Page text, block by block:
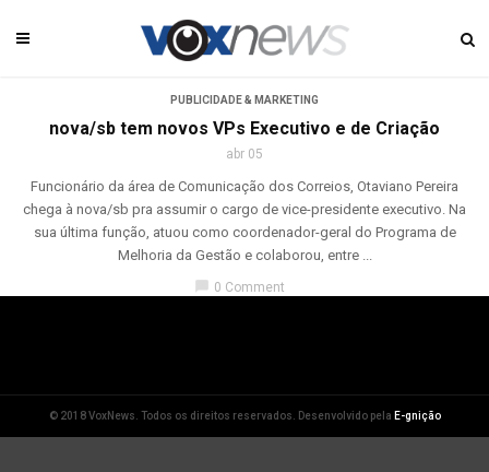
PUBLICIDADE & MARKETING
nova/sb tem novos VPs Executivo e de Criação
abr 05
Funcionário da área de Comunicação dos Correios, Otaviano Pereira
chega à nova/sb pra assumir o cargo de vice-presidente executivo. Na
sua última função, atuou como coordenador-geral do Programa de
Melhoria da Gestão e colaborou, entre ...
chat_bubble 0 Comment
© 2018 VoxNews. Todos os direitos reservados. Desenvolvido pela E-gnição